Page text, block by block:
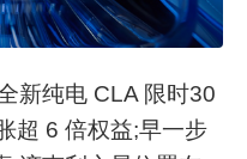
新纯电 CLA 限时30
超 6 倍权益;早一步